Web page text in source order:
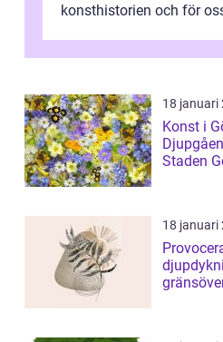
konsthistorien och för
18 januari
Konst i
Staden
18 januari